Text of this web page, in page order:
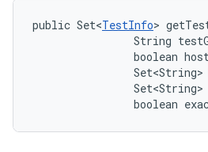
public Set<TestInfo>
String
boolean
Set<String>
Set<String>
boolean